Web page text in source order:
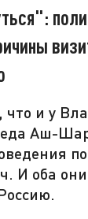
что и у
Аш-
И оба